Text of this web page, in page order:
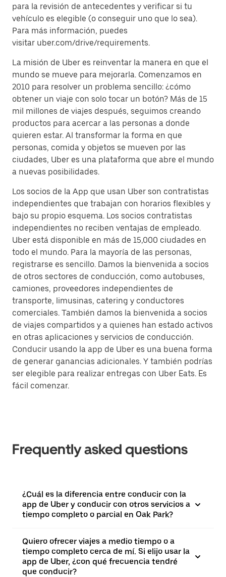
para la revisión de antecedentes y verificar si tu
vehículo es elegible (o conseguir uno que lo sea).
Para más información, puedes
visitar uber.com/drive/requirements.
La misión de Uber es reinventar la manera en que el
mundo se mueve para mejorarla. Comenzamos en
2010 para resolver un problema sencillo: ¿cómo
obtener un viaje con solo tocar un botón? Más de 15
mil millones de viajes después, seguimos creando
productos para acercar a las personas a donde
quieren estar. Al transformar la forma en que
personas, comida y objetos se mueven por las
ciudades, Uber es una plataforma que abre el mundo
a nuevas posibilidades.
Los socios de la App que usan Uber son contratistas
independientes que trabajan con horarios flexibles y
bajo su propio esquema. Los socios contratistas
independientes no reciben ventajas de empleado.
Uber está disponible en más de 15,000 ciudades en
todo el mundo. Para la mayoría de las personas,
registrarse es sencillo. Damos la bienvenida a socios
de otros sectores de conducción, como autobuses,
camiones, proveedores independientes de
transporte, limusinas, catering y conductores
comerciales. También damos la bienvenida a socios
de viajes compartidos y a quienes han estado activos
en otras aplicaciones y servicios de conducción.
Conducir usando la app de Uber es una buena forma
de generar ganancias adicionales. Y también podrías
ser elegible para realizar entregas con Uber Eats. Es
fácil comenzar.
Frequently asked questions
¿Cuál es la diferencia entre conducir con la
app de Uber y conducir con otros servicios a
tiempo completo o parcial en Oak Park?
Quiero ofrecer viajes a medio tiempo o a
tiempo completo cerca de mí. Si elijo usar la
app de Uber, ¿con qué frecuencia tendré
que conducir?